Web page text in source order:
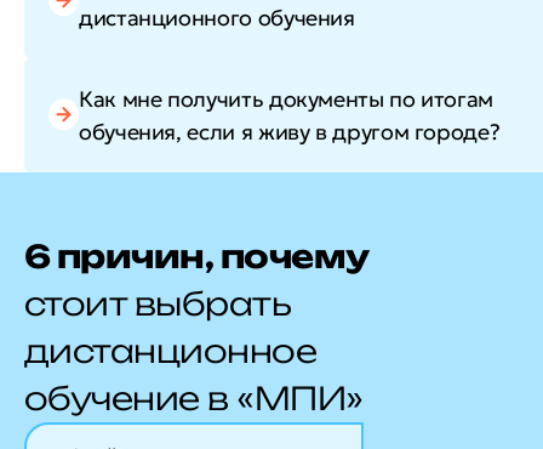
дистанционного обучения
Как мне получить документы по итогам
обучения, если я живу в другом городе?
6 причин, почему
стоит выбрать
дистанционное
обучение в «МПИ»